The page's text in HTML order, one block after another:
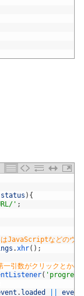
status ) {
' ;
などのウェブ
.xhr( ) ;
数がクリックとかの
(
. loaded event